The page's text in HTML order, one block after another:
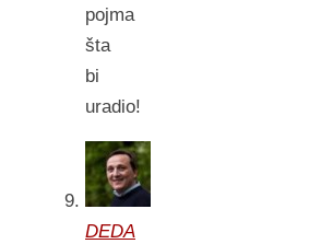
pojma
šta
bi
uradio!
DEDA